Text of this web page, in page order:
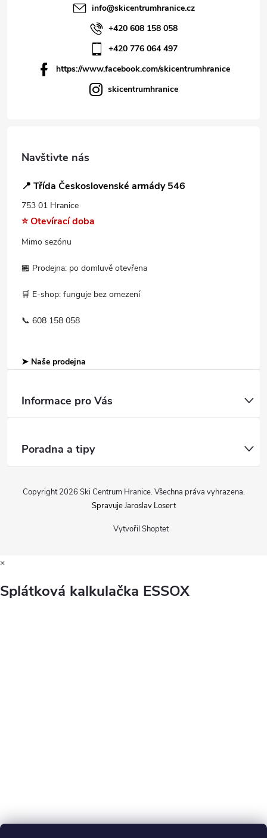
info@skicentrumhranice.cz
+420 608 158 058
+420 776 064 497
https://www.facebook.com/skicentrumhranice
skicentrumhranice
Navštivte nás
📍 Třída Československé armády 546
753 01 Hranice
⭐ Otevírací doba
Mimo sezónu
🏪 Prodejna: po domluvě otevřena
🛒 E-shop: funguje bez omezení
📞 608 158 058
➤ Naše prodejna
Informace pro Vás
Poradna a tipy
Vytvořil Shoptet
Copyright 2026 Ski Centrum Hranice. Všechna práva vyhrazena.
Spravuje Jaroslav Losert
×
Splátková kalkulačka ESSOX